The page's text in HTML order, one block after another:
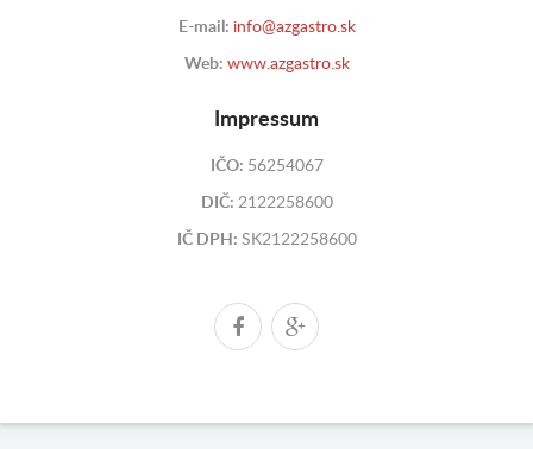
E-mail: info@azgastro.sk
Web: www.azgastro.sk
Impressum
IČO: 56254067
DIČ: 2122258600
IČ DPH: SK2122258600